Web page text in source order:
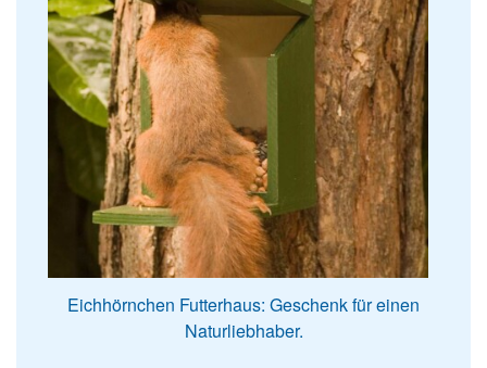
Eichhörnchen Futterhaus: Geschenk für einen
Naturliebhaber.